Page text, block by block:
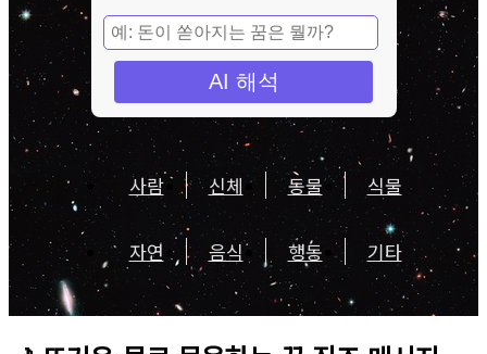
AI 해석
사람 신체 동물 식물
자연 음식 행동 기타